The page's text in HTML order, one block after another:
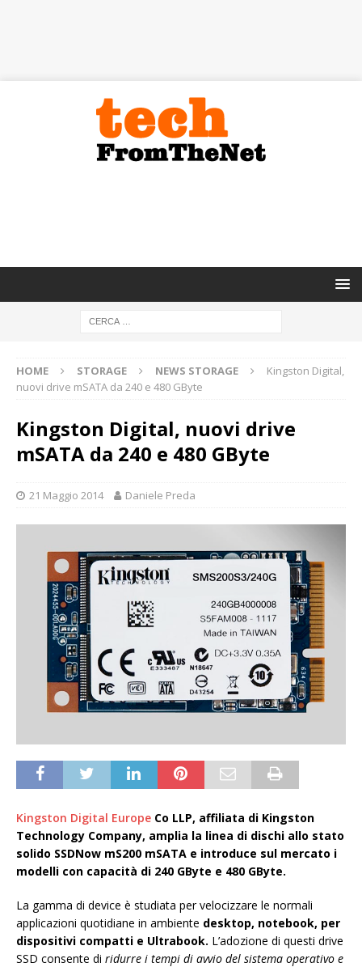
HOME STORAGE NEWS STORAGE
Kingston Digital,
nuovi drive mSATA da 240 e 480 GByte
Kingston Digital, nuovi drive
mSATA da 240 e 480 GByte
21 Maggio 2014 Daniele Preda
Kingston Digital Europe Co LLP, affiliata di Kingston
Technology Company, amplia la linea di dischi allo stato
solido SSDNow mS200 mSATA e introduce sul mercato i
modelli con capacità di 240 GByte e 480 GByte.
La gamma di device è studiata per velocizzare le normali
applicazioni quotidiane in ambiente desktop, notebook, per
dispositivi compatti e Ultrabook. L’adozione di questi drive
SSD consente di ridurre i tempi di avvio del sistema operativo e